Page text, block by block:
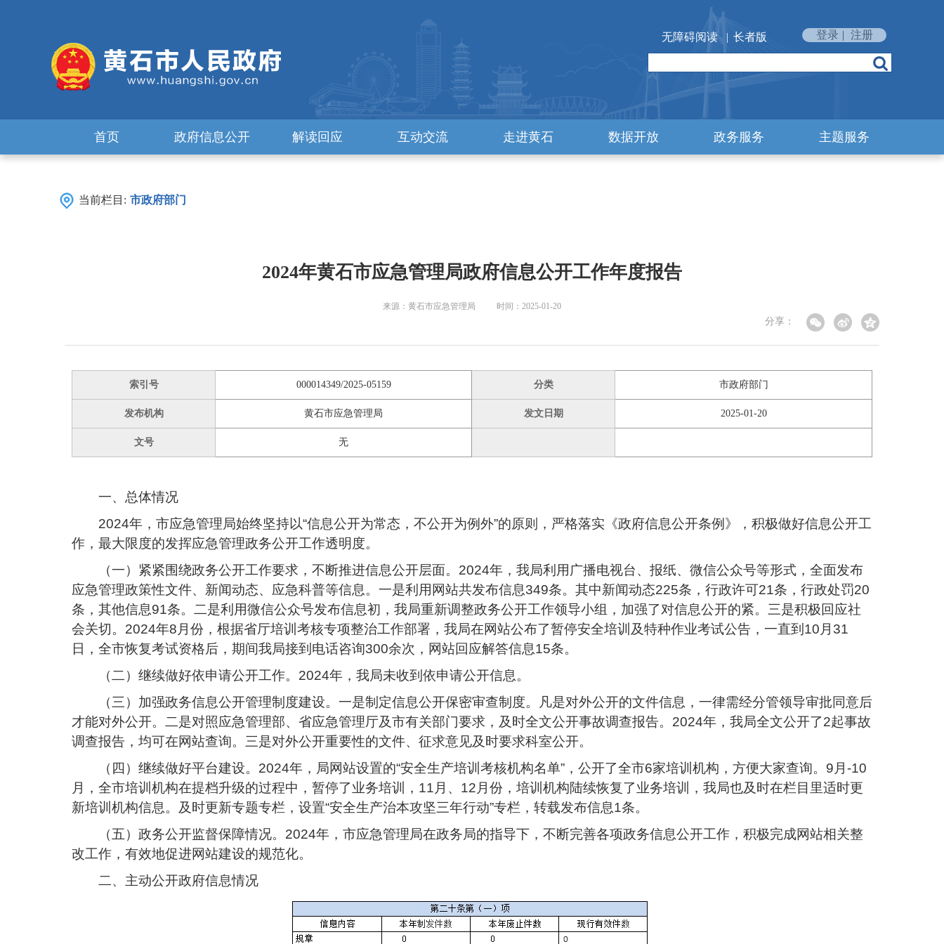
无障碍阅读 | 长者版 登录 | 注册
首页 政府信息公开 解读回应 互动交流 走进黄石 数据开放 政务服务 主题服务
当前栏目: 市政府部门
2024年黄石市应急管理局政府信息公开工作年度报告
来源：黄石市应急管理局 时间：2025-01-20
分享：
索引号 000014349/2025-05159 分类 市政府部门
发布机构 黄石市应急管理局 发文日期 2025-01-20
文号 无
一、总体情况
2024年，市应急管理局始终坚持以“信息公开为常态，不公开为例外”的原则，严格落实《政府信息公开条例》，积极做好信息公开工
作，最大限度的发挥应急管理政务公开工作透明度。
（一）紧紧围绕政务公开工作要求，不断推进信息公开层面。2024年，我局利用广播电视台、报纸、微信公众号等形式，全面发布
应急管理政策性文件、新闻动态、应急科普等信息。一是利用网站共发布信息349条。其中新闻动态225条，行政许可21条，行政处罚20
条，其他信息91条。二是利用微信公众号发布信息初，我局重新调整政务公开工作领导小组，加强了对信息公开的紧。三是积极回应社
会关切。2024年8月份，根据省厅培训考核专项整治工作部署，我局在网站公布了暂停安全培训及特种作业考试公告，一直到10月31
日，全市恢复考试资格后，期间我局接到电话咨询300余次，网站回应解答信息15条。
（二）继续做好依申请公开工作。2024年，我局未收到依申请公开信息。
（三）加强政务信息公开管理制度建设。一是制定信息公开保密审查制度。凡是对外公开的文件信息，一律需经分管领导审批同意后
才能对外公开。二是对照应急管理部、省应急管理厅及市有关部门要求，及时全文公开事故调查报告。2024年，我局全文公开了2起事故
调查报告，均可在网站查询。三是对外公开重要性的文件、征求意见及时要求科室公开。
（四）继续做好平台建设。2024年，局网站设置的“安全生产培训考核机构名单”，公开了全市6家培训机构，方便大家查询。9月-10
月，全市培训机构在提档升级的过程中，暂停了业务培训，11月、12月份，培训机构陆续恢复了业务培训，我局也及时在栏目里适时更
新培训机构信息。及时更新专题专栏，设置“安全生产治本攻坚三年行动”专栏，转载发布信息1条。
（五）政务公开监督保障情况。2024年，市应急管理局在政务局的指导下，不断完善各项政务信息公开工作，积极完成网站相关整
改工作，有效地促进网站建设的规范化。
二、主动公开政府信息情况